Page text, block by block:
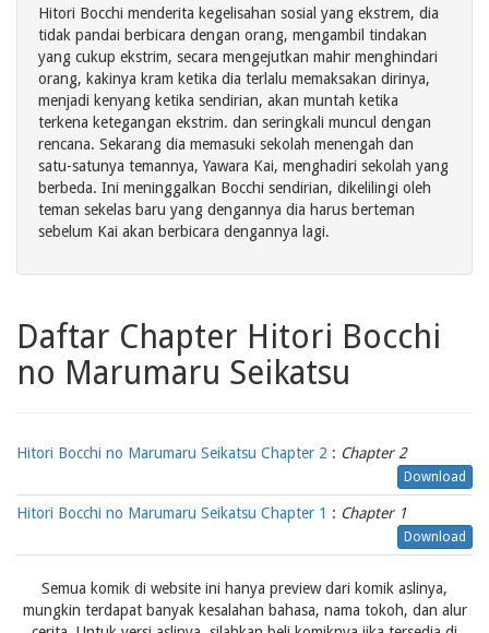
Hitori Bocchi menderita kegelisahan sosial yang ekstrem, dia
tidak pandai berbicara dengan orang, mengambil tindakan
yang cukup ekstrim, secara mengejutkan mahir menghindari
orang, kakinya kram ketika dia terlalu memaksakan dirinya,
menjadi kenyang ketika sendirian, akan muntah ketika
terkena ketegangan ekstrim. dan seringkali muncul dengan
rencana. Sekarang dia memasuki sekolah menengah dan
satu-satunya temannya, Yawara Kai, menghadiri sekolah yang
berbeda. Ini meninggalkan Bocchi sendirian, dikelilingi oleh
teman sekelas baru yang dengannya dia harus berteman
sebelum Kai akan berbicara dengannya lagi.
Daftar Chapter Hitori Bocchi
no Marumaru Seikatsu
Hitori Bocchi no Marumaru Seikatsu Chapter 2 : Chapter 2
Download
Hitori Bocchi no Marumaru Seikatsu Chapter 1 : Chapter 1
Download
Semua komik di website ini hanya preview dari komik aslinya,
mungkin terdapat banyak kesalahan bahasa, nama tokoh, dan alur